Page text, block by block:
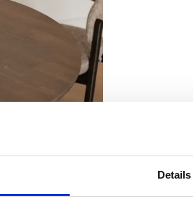
Details